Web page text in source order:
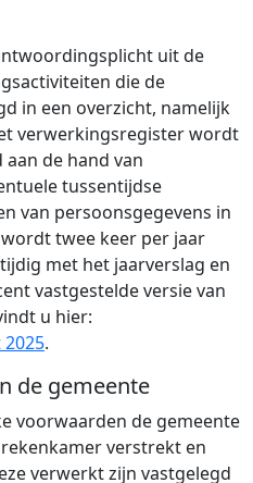
uit de
die de
in een overzicht, namelijk
verwerkingsregister wordt
de hand van
tussentijdse
van persoonsgegevens in
twee keer per jaar
met het jaarverslag en
vastgestelde versie van
u hier:
.
de gemeente
voorwaarden de gemeente
verstrekt en
verwerkt zijn vastgelegd